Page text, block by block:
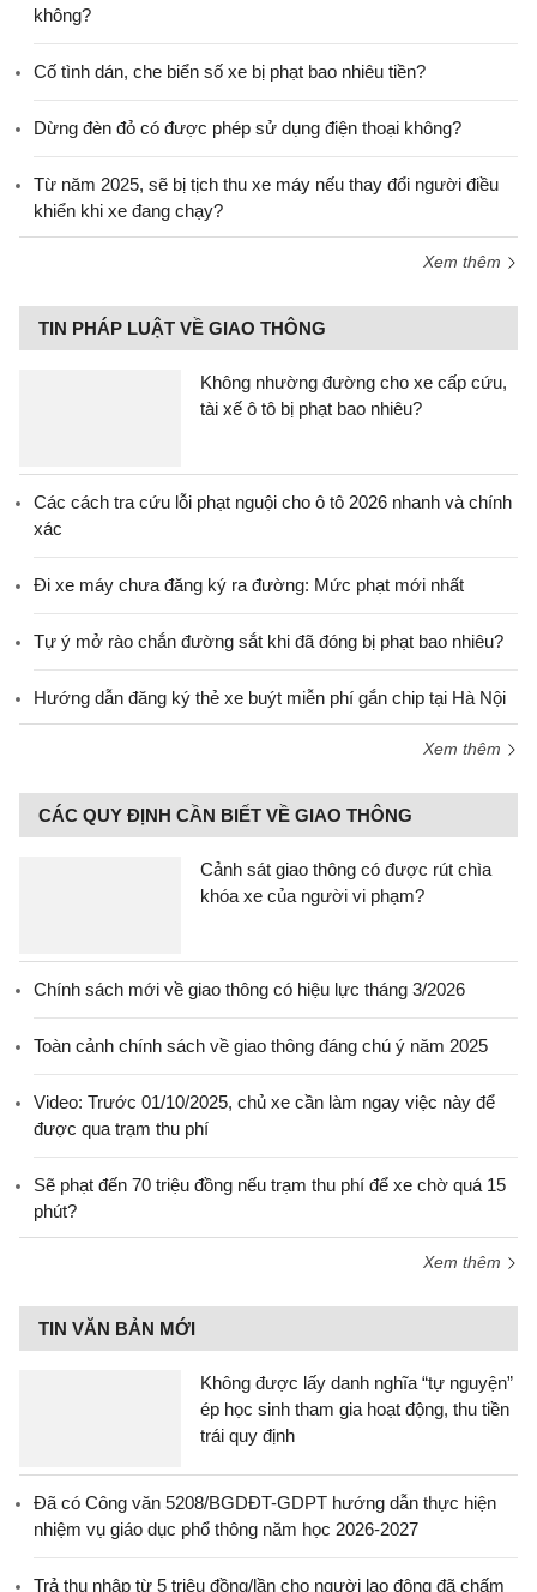
không?
Cố tình dán, che biển số xe bị phạt bao nhiêu tiền?
Dừng đèn đỏ có được phép sử dụng điện thoại không?
Từ năm 2025, sẽ bị tịch thu xe máy nếu thay đổi người điều
khiển khi xe đang chạy?
Xem thêm
TIN PHÁP LUẬT VỀ GIAO THÔNG
Không nhường đường cho xe cấp cứu,
tài xế ô tô bị phạt bao nhiêu?
Các cách tra cứu lỗi phạt nguội cho ô tô 2026 nhanh và chính
xác
Đi xe máy chưa đăng ký ra đường: Mức phạt mới nhất
Tự ý mở rào chắn đường sắt khi đã đóng bị phạt bao nhiêu?
Hướng dẫn đăng ký thẻ xe buýt miễn phí gắn chip tại Hà Nội
Xem thêm
CÁC QUY ĐỊNH CẦN BIẾT VỀ GIAO THÔNG
Cảnh sát giao thông có được rút chìa
khóa xe của người vi phạm?
Chính sách mới về giao thông có hiệu lực tháng 3/2026
Toàn cảnh chính sách về giao thông đáng chú ý năm 2025
Video: Trước 01/10/2025, chủ xe cần làm ngay việc này để
được qua trạm thu phí
Sẽ phạt đến 70 triệu đồng nếu trạm thu phí để xe chờ quá 15
phút?
Xem thêm
TIN VĂN BẢN MỚI
Không được lấy danh nghĩa “tự nguyện”
ép học sinh tham gia hoạt động, thu tiền
trái quy định
Đã có Công văn 5208/BGDĐT-GDPT hướng dẫn thực hiện
nhiệm vụ giáo dục phổ thông năm học 2026-2027
Trả thu nhập từ 5 triệu đồng/lần cho người lao động đã chấm